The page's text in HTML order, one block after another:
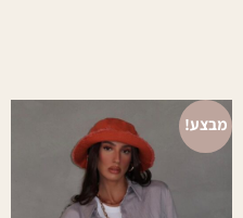
מבצע!